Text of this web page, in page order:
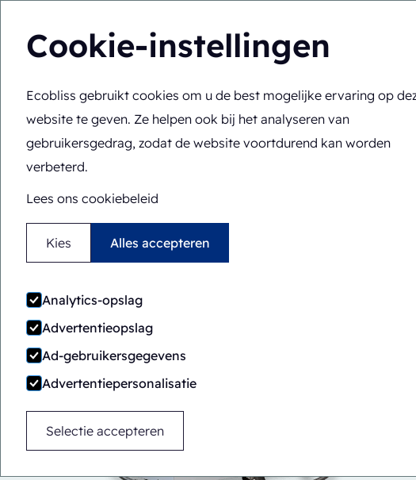
Cookie-instellingen
Ecobliss gebruikt cookies om u de best mogelijke ervaring op
website te geven. Ze helpen ook bij het analyseren van
gebruikersgedrag, zodat de website voortdurend kan worden
verbeterd.
Lees ons cookiebeleid
Kies Alles accepteren
Analytics-opslag
Advertentieopslag
Ad-gebruikersgegevens
Advertentiepersonalisatie
Selectie accepteren
U bevindt zich hier: Home > Verpakkingsmachines > ERB/PH6-1824-CS
HalfautomatischRotary
ERB/PH6-1824-CS